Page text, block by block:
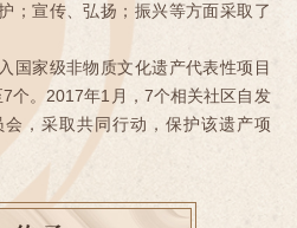
；宣传、弘扬；振兴等方面采取了
家级非物质文化遗产代表性项目
个。2017年1月，7个相关社区自发
，采取共同行动，保护该遗产项